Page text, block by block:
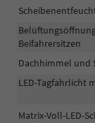
Beifahrersitzen
Dachhimmel und
LED-Tagfahrlicht
Matrix-Voll-LED-